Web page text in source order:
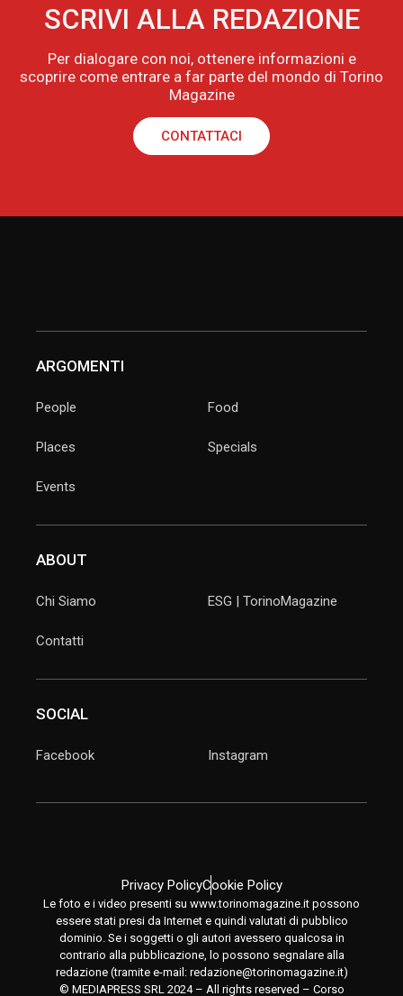
SCRIVI ALLA REDAZIONE
Per dialogare con noi, ottenere informazioni e
scoprire come entrare a far parte del mondo di Torino
Magazine
CONTATTACI
ARGOMENTI
People
Places
Events
Food
Specials
ABOUT
Chi Siamo
Contatti
ESG | TorinoMagazine
SOCIAL
Facebook Instagram
Privacy PolicyCookie Policy
Le foto e i video presenti su www.torinomagazine.it possono
essere stati presi da Internet e quindi valutati di pubblico
dominio. Se i soggetti o gli autori avessero qualcosa in
contrario alla pubblicazione, lo possono segnalare alla
redazione (tramite e-mail: redazione@torinomagazine.it)
© MEDIAPRESS SRL 2024 – All rights reserved – Corso